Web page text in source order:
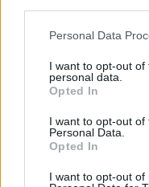
Personal Data
I want to opt-out
personal data.
Opted In
I want to opt-out of
Personal Data.
Opted In
I want to opt-out of
Χρηματιστήριο
1,76%, κέρδη
5G παντού, 6G στον
Ελλάδα στη μεγάλη
08/08/2026 - 10:54